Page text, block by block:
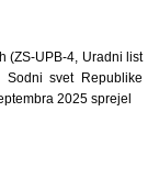
(ZS-UPB-4, Uradni list
svet Republike
2025 sprejel